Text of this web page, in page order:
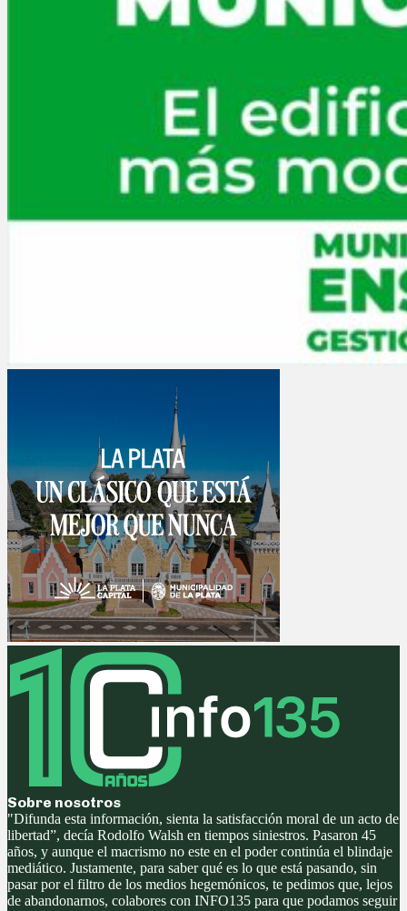
Sobre nosotros
"Difunda esta información, sienta la satisfacción moral de un acto de
libertad”, decía Rodolfo Walsh en tiempos siniestros. Pasaron 45
años, y aunque el macrismo no este en el poder continúa el blindaje
mediático. Justamente, para saber qué es lo que está pasando, sin
pasar por el filtro de los medios hegemónicos, te pedimos que, lejos
de abandonarnos, colabores con INFO135 para que podamos seguir